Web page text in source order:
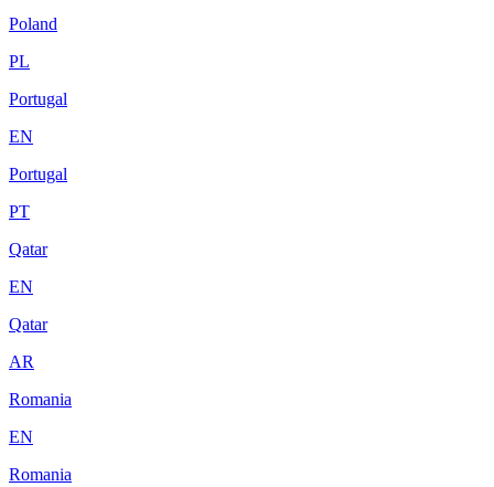
Poland
PL
Portugal
EN
Portugal
PT
Qatar
EN
Qatar
AR
Romania
EN
Romania